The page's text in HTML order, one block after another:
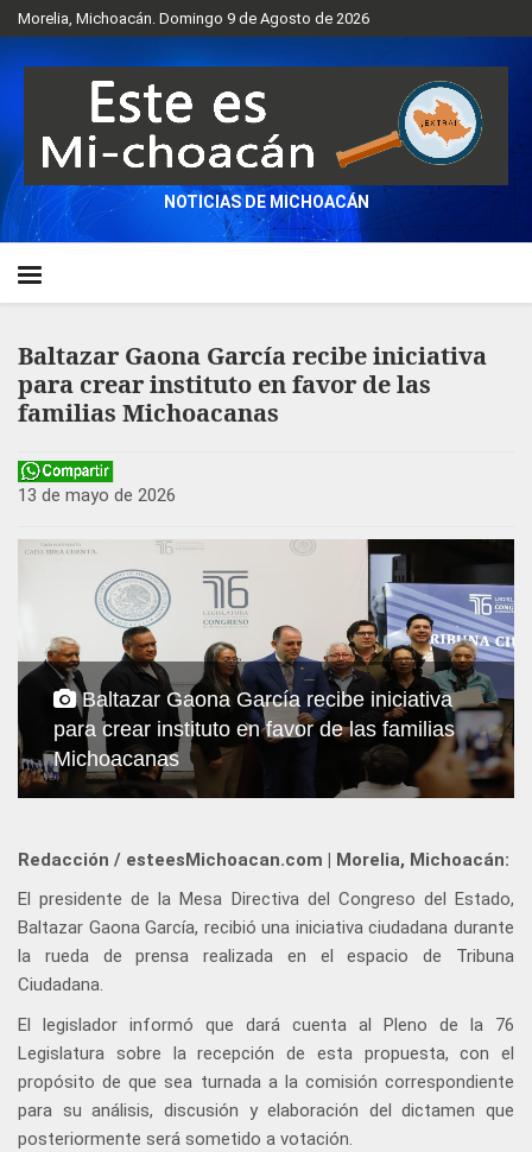
Morelia, Michoacán. Domingo 9 de Agosto de 2026
NOTICIAS DE MICHOACÁN
Baltazar Gaona García recibe iniciativa
para crear instituto en favor de las
familias Michoacanas
13 de mayo de 2026
Baltazar Gaona García recibe iniciativa
para crear instituto en favor de las familias
Michoacanas
Redacción / esteesMichoacan.com | Morelia, Michoacán:
El presidente de la Mesa Directiva del Congreso del Estado,
Baltazar Gaona García, recibió una iniciativa ciudadana durante
la rueda de prensa realizada en el espacio de Tribuna
Ciudadana.
El legislador informó que dará cuenta al Pleno de la 76
Legislatura sobre la recepción de esta propuesta, con el
propósito de que sea turnada a la comisión correspondiente
para su análisis, discusión y elaboración del dictamen que
posteriormente será sometido a votación.